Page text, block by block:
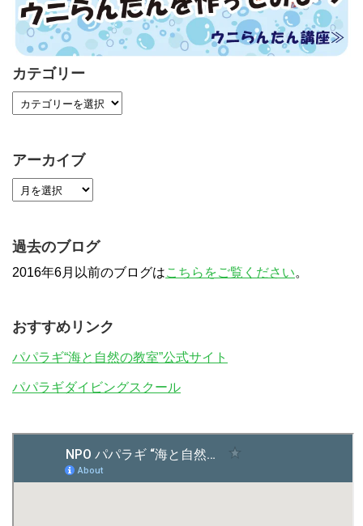
カテゴリー
アーカイブ
過去のブログ
2016年6月以前のブログはこちらをご覧ください。
おすすめリンク
パパラギ“海と自然の教室”公式サイト
パパラギダイビングスクール